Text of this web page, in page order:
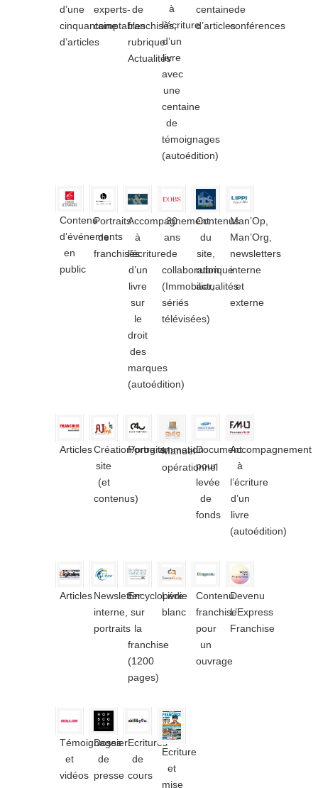
d’une
cinquantaine
d’articles
experts-
comptables
de
franchisés,
rubrique
Actualités
à
l’écriture
d’un
livre
avec
une
centaine
de
témoignages
(autoédition)
centaine
d’articles
de
conférences
Contenu
d’événements
en
public
Portraits
de
franchisés
Accompagnement
à
l’écriture
d’un
livre
sur
le
droit
des
marques
(autoédition)
30
ans
de
collaboration
(Immobilier,
sériés
télévisées)
Contenus
du
site,
rubrique
actualités
Man’Op,
Man’Org,
newsletters
interne
et
externe
ArticlesCréation/programmation
site
(et
contenus)
PortraitsManuel
opérationnel
Document
pour
levée
de
fonds
Accompagnement
à
l’écriture
d’un
livre
(autoédition)
ArticlesNewsletter
interne,
portraits
Encyclopédie
sur
la
franchise
(1200
pages)
Livre
blanc
Contenu
franchise
pour
un
ouvrage
Devenu
L’Express
Franchise
Témoignages
et
vidéos
Dossier
de
presse
Ecritures
de
cours
Ecriture
et
mise